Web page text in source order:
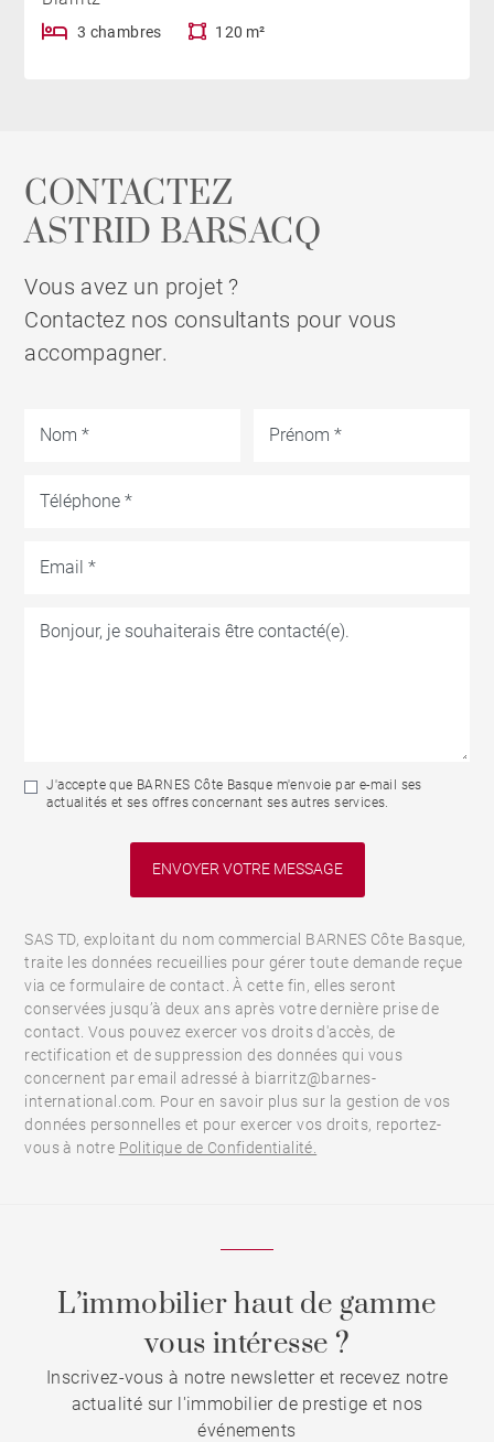
3 chambres 120 m²
CONTACTEZ
ASTRID BARSACQ
Vous avez un projet ?
Contactez nos consultants pour vous
accompagner.
J'accepte que BARNES Côte Basque m'envoie par e-mail ses
actualités et ses offres concernant ses autres services.
SAS TD, exploitant du nom commercial BARNES Côte Basque,
traite les données recueillies pour gérer toute demande reçue
via ce formulaire de contact. À cette fin, elles seront
conservées jusqu’à deux ans après votre dernière prise de
contact. Vous pouvez exercer vos droits d'accès, de
rectification et de suppression des données qui vous
concernent par email adressé à biarritz@barnes-
international.com. Pour en savoir plus sur la gestion de vos
données personnelles et pour exercer vos droits, reportez-
vous à notre Politique de Confidentialité.
L’immobilier haut de gamme
vous intéresse ?
Inscrivez-vous à notre newsletter et recevez notre
actualité sur l'immobilier de prestige et nos
événements